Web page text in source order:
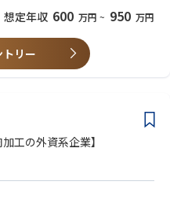
トナムなどに進出している中国企
。 その後、東南アジア以外の地域
海外販売において、海外販社をリ
3～4回程度
まで、幅広いメンバーが在籍して
進めることができる、活気あふれ
する
品/原材料等）の業界
想定年収 600 万円 ~ 950 万円
リー
工の外資系企業】